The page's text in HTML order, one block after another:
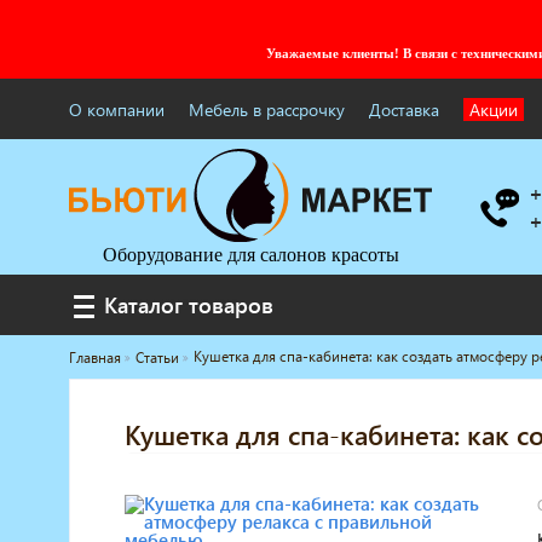
Уважаемые клиенты! В связи с
О компании Мебель в рассрочку Доставка Акции
Оборудование для салонов красоты
Каталог товаров
Каталог товаров
Услуги под ключ
Готовые решения
Оборудование с регистрационным
Парикмахерское оборудование
Главная Статьи Кушетка для спа-кабинета: как создать атмосферу
Кушетка для спа-кабинета: как